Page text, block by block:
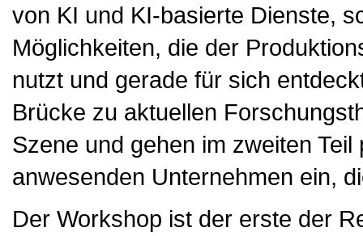
von KI und KI-basierte Dienste,
Möglichkeiten, die der
nutzt und gerade für sich
Brücke zu aktuellen
Szene und gehen im zweiten
anwesenden Unternehmen ein,
Der Workshop ist der erste der